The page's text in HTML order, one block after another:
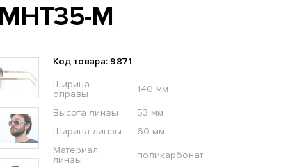
M
Код товара: 9871
Ширина
оправы
140 мм
Высота линзы
53 мм
Ширина линзы
60 мм
Материал
линзы
поликарбонат